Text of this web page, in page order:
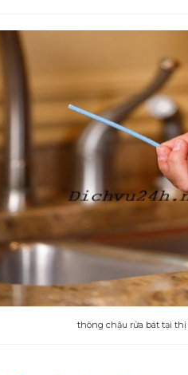
thông chậu rửa bát tại thị